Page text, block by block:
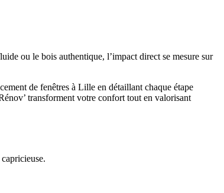
ou le bois authentique, l’impact direct se mesure sur
de fenêtres à Lille en détaillant chaque étape
transforment votre confort tout en valorisant